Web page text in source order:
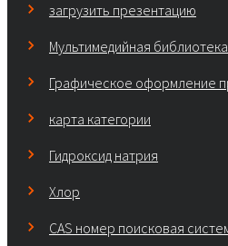
загрузить презентацию
Мультимедийная
Графическое оформление
карта категории
Гидроксид натрия
Хлор
CAS номер поисковая